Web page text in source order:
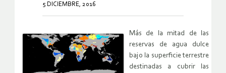
5 DICIEMBRE, 2016
Más de la mitad de las
reservas de agua dulce
bajo la superficie terrestre
destinadas a cubrir las